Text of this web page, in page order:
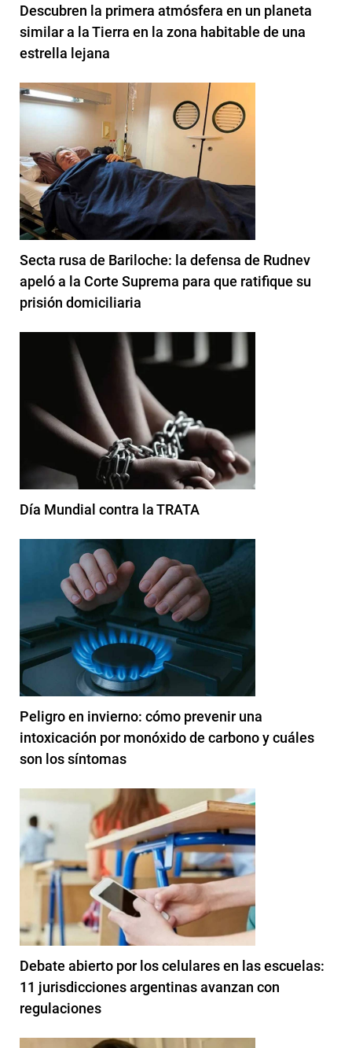
Descubren la primera atmósfera en un planeta
similar a la Tierra en la zona habitable de una
estrella lejana
Secta rusa de Bariloche: la defensa de Rudnev
apeló a la Corte Suprema para que ratifique su
prisión domiciliaria
Día Mundial contra la TRATA
Peligro en invierno: cómo prevenir una
intoxicación por monóxido de carbono y cuáles
son los síntomas
Debate abierto por los celulares en las escuelas:
11 jurisdicciones argentinas avanzan con
regulaciones